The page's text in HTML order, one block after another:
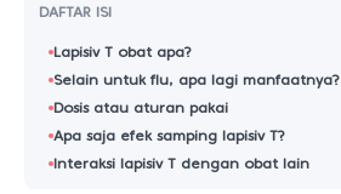
DAFTAR ISI
Lapisiv T obat apa?
Selain untuk flu, apa lagi manfaatnya?
Dosis atau aturan pakai
Apa saja efek samping lapisiv T?
Interaksi lapisiv T dengan obat lain